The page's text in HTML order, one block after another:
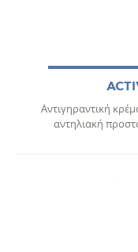
Αντιγηραντική
αντηλιακή